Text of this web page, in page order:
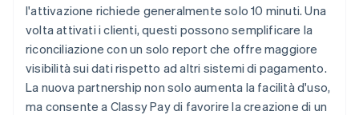
l'attivazione richiede generalmente solo 10 minuti. Una
volta attivati i clienti, questi possono semplificare la
riconciliazione con un solo report che offre maggiore
visibilità sui dati rispetto ad altri sistemi di pagamento.
La nuova partnership non solo aumenta la facilità d'uso,
ma consente a Classy Pay di favorire la creazione di un